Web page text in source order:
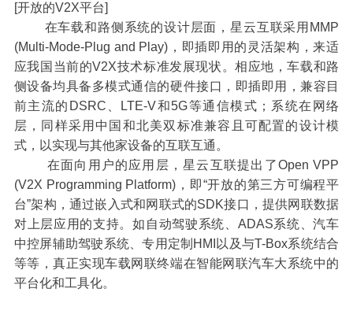
[开放的V2X平台]
在车载和路侧系统的设计层面，星云互联采用MMP
(Multi-Mode-Plug and Play)，即插即用的灵活架构，来适
应我国当前的V2X技术标准发展现状。相应地，车载和路
侧设备均具备多模式通信的硬件接口，即插即用，兼容目
前主流的DSRC、LTE-V和5G等通信模式；系统在网络
层，同样采用中国和北美双标准兼容且可配置的设计模
式，以实现与其他家设备的互联互通。
在面向用户的应用层，星云互联提出了Open VPP
(V2X Programming Platform)，即“开放的第三方可编程平
台”架构，通过嵌入式和网联式的SDK接口，提供网联数据
对上层应用的支持。如自动驾驶系统、ADAS系统、汽车
中控屏辅助驾驶系统、专用定制HMI以及与T-Box系统结合
等等，真正实现车载网联终端在智能网联汽车大系统中的
平台化和工具化。